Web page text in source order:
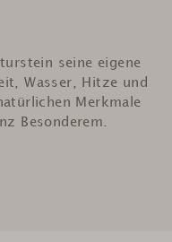
seine eigene
Wasser, Hitze und
Merkmale
Besonderem.